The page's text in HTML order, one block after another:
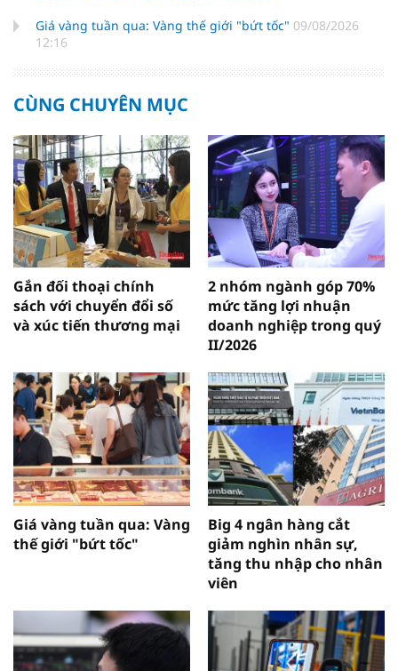
Giá vàng tuần qua: Vàng thế giới "bứt tốc" 09/08/2026
12:16
CÙNG CHUYÊN MỤC
Gắn đối thoại chính
sách với chuyển đổi số
và xúc tiến thương mại
2 nhóm ngành góp 70%
mức tăng lợi nhuận
doanh nghiệp trong quý
II/2026
Giá vàng tuần qua: Vàng
thế giới "bứt tốc"
Big 4 ngân hàng cắt
giảm nghìn nhân sự,
tăng thu nhập cho nhân
viên